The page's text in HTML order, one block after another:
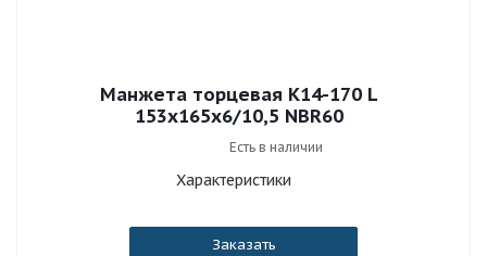
Манжета торцевая К14-170 L
153x165x6/10,5 NBR60
Есть в наличии
Характеристики
Заказать